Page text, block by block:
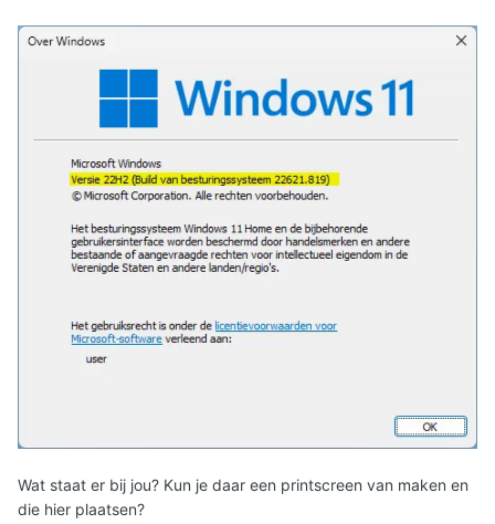
Wat staat er bij jou? Kun je daar een printscreen van maken en
die hier plaatsen?